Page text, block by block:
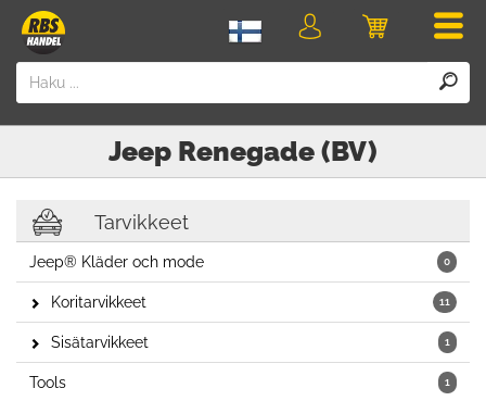
Ostoskori
Kirjaudu
Jeep Renegade (BV)
Tarvikkeet
0
Jeep® Kläder och mode
11
Koritarvikkeet
1
Sisätarvikkeet
1
Tools